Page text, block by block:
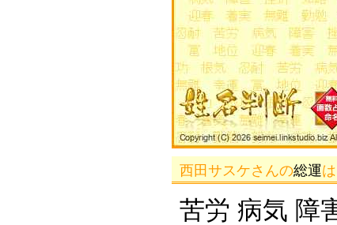
西田サスケさんの総運
苦労 病気 障